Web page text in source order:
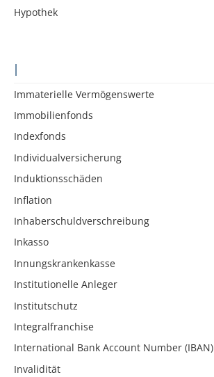
Hypothek
I
Immaterielle Vermögenswerte
Immobilienfonds
Indexfonds
Individualversicherung
Induktionsschäden
Inflation
Inhaberschuldverschreibung
Inkasso
Innungskrankenkasse
Institutionelle Anleger
Institutschutz
Integralfranchise
International Bank Account Number (IBAN)
Invalidität